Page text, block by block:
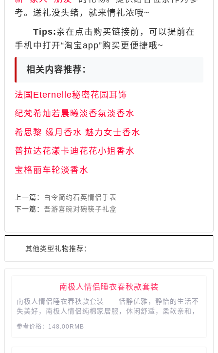
考。送礼没头绪，就来情礼浓哦~
Tips:亲在点击购买链接前，可以提前在
手机中打开“淘宝app”购买更便捷哦~
相关内容推荐：
法国Eternelle秘密花园耳饰
纪梵希灿若晨曦淡香氛淡香水
希思黎 缘月香水 魅力女士香水
普拉达花漾卡迪花花小姐香水
宝格丽车轮淡香水
上一篇：
白令简约石英情侣手表
下一篇： 吾游喜碗对碗筷子礼盒
其他类型礼物推荐：
南极人情侣睡衣春秋款套装
南极人情侣睡衣春秋款套装 恬静优雅，静怡的生活不
失美好，南极人情侣纯棉家居服，休闲舒适，柔软亲和，
半的浪漫实用礼物...
参考价格：148.00RMB